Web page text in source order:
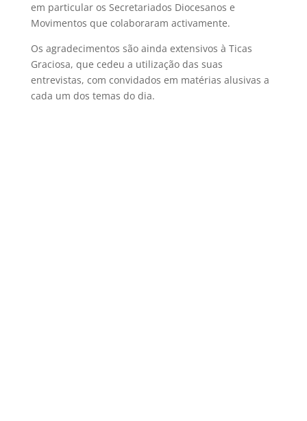
em particular os Secretariados Diocesanos e
Movimentos que colaboraram activamente.
Os agradecimentos são ainda extensivos à Ticas
Graciosa, que cedeu a utilização das suas
entrevistas, com convidados em matérias alusivas a
cada um dos temas do dia.